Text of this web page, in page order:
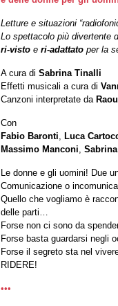
Letture e situazioni
Lo spettacolo più divertente
ri-visto e ri-adattato per la
A cura di Sabrina Tinalli
Effetti musicali a cura di
Canzoni interpretate da
Con
Fabio Baronti, Luca
Massimo Manconi,
Le donne e gli uomini! Due
Comunicazione o
Quello che vogliamo è
delle parti…
Forse non ci sono da
Forse basta guardarsi negli
Forse il segreto sta nel
RIDERE!
•••